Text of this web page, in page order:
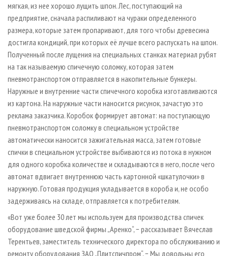
мягкая, из нее хорошо лущить шпон. Лес, поступающий на
предприятие, сначала распиливают на чураки определенного
размера, которые затем пропаривают, для того чтобы древесина
достигла кондиций, при которых её лучше всего распускать на шпон.
Полученный после лущения на специальных станках материал рубят
на так называемую спичечную соломку, которая затем
пневмотранспортом отправляется в накопительные бункеры.
Наружные и внутренние части спичечного коробка изготавливаются
из картона. На наружные части наносится рисунок, зачастую это
реклама заказчика. Коробок формирует автомат: на поступающую
пневмотранспортом соломку в специальном устройстве
автоматически наносится зажигательная масса, затем готовые
спички в специальном устройстве выбиваются из потока в нужном
для одного коробка количестве и складываются в него, после чего
автомат вдвигает внутреннюю часть картонной «шкатулочки» в
наружную. Готовая продукция укладывается в короба и, не особо
задерживаясь на складе, отправляется к потребителям.
«Вот уже более 30 лет мы используем для производства спичек
оборудование шведской фирмы „Аренко“, − рассказывает Вячеслав
Терентьев, заместитель технического директора по обслуживанию и
ремонту оборудования ЗАО „Плитспичпром“. − Мы довольны его